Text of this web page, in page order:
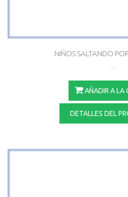
NIÑOS SALTANDO
AÑADIR A LA
DETALLES DEL